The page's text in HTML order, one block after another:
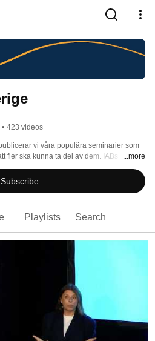
• 423 videos
vi våra populära seminarier som
fler ska kunna ta del av dem. IABs
om digital marknadsföring i olika
...more
Subscribe
Playlists Search